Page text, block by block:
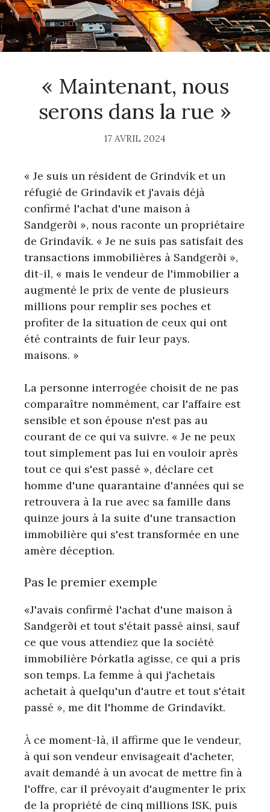
« Maintenant, nous
serons dans la rue »
17 AVRIL 2024
« Je suis un résident de Grindvík et un
réfugié de Grindavík et j'avais déjà
confirmé l'achat d'une maison à
Sandgerði », nous raconte un propriétaire
de Grindavík. « Je ne suis pas satisfait des
transactions immobilières à Sandgerði »,
dit-il, « mais le vendeur de l'immobilier a
augmenté le prix de vente de plusieurs
millions pour remplir ses poches et
profiter de la situation de ceux qui ont
été contraints de fuir leur pays.
maisons. »
La personne interrogée choisit de ne pas
comparaître nommément, car l'affaire est
sensible et son épouse n'est pas au
courant de ce qui va suivre. « Je ne peux
tout simplement pas lui en vouloir après
tout ce qui s'est passé », déclare cet
homme d'une quarantaine d'années qui se
retrouvera à la rue avec sa famille dans
quinze jours à la suite d'une transaction
immobilière qui s'est transformée en une
amère déception.
Pas le premier exemple
«J'avais confirmé l'achat d'une maison à
Sandgerði et tout s'était passé ainsi, sauf
ce que vous attendiez que la société
immobilière Þórkatla agisse, ce qui a pris
son temps. La femme à qui j'achetais
achetait à quelqu'un d'autre et tout s'était
passé », me dit l'homme de Grindavíkt.
À ce moment-là, il affirme que le vendeur,
à qui son vendeur envisageait d'acheter,
avait demandé à un avocat de mettre fin à
l'offre, car il prévoyait d'augmenter le prix
de la propriété de cinq millions ISK, puis